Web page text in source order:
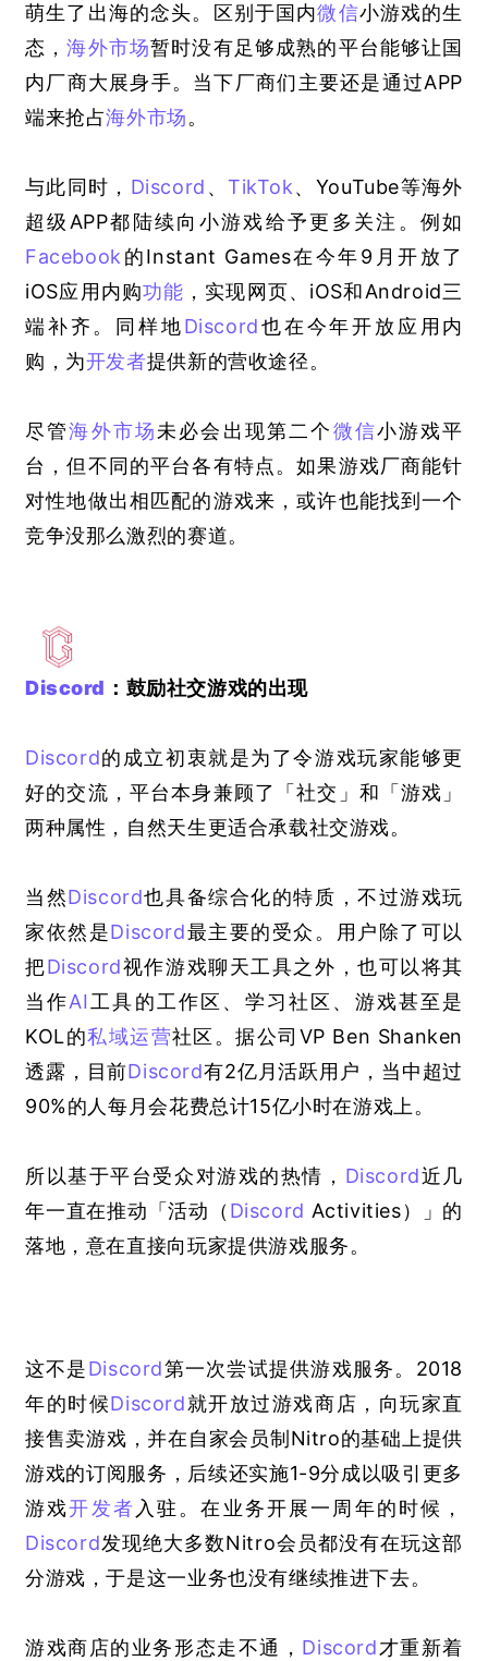
萌生了出海的念头。区别于国内微信小游戏的生
态，海外市场暂时没有足够成熟的平台能够让国
内厂商大展身手。当下厂商们主要还是通过APP
端来抢占海外市场。
与此同时， Discord 、 TikTok、YouTube等海外
超级APP都陆续向小游戏给予更多关注。例如
Facebook的Instant Games在今年9月开放了
iOS应用内购功能 ，实现网页、iOS和Android三
端补齐。同样地Discord也在今年开放应用内
购，为开发者提供新的营收途径。
尽管海外市场未必会出现第二个微信小游戏平
台，但不同的平台各有特点。如果游戏厂商能针
对性地做出相匹配的游戏来，或许也能找到一个
竞争没那么激烈的赛道。
Discord ：鼓励社交游戏的出现
Discord的成立初衷就是为了令游戏玩家能够更
好的交流，平台本身兼顾了「社交」和「游戏」
两种属性，自然天生更适合承载社交游戏。
当然Discord也具备综合化的特质，不过游戏玩
家依然是Discord最主要的受众。用户除了可以
把Discord视作游戏聊天工具之外，也可以将其
当作AI工具的工作区、学习社区、游戏甚至是
KOL的私域运营社区。据公司VP Ben Shanken
透露，目前Discord有2亿月活跃用户，当中超过
90%的人每月会花费总计15亿小时在游戏上。
所以基于平台受众对游戏的热情， Discord近几
年一直在推动「活动 （ Discord Activities）
」的
落地，意在直接向玩家提供游戏服务。
这不是Discord第一次尝试提供游戏服务。2018
年的时候Discord就开放过游戏商店，向玩家直
接售卖游戏，并在自家会员制Nitro的基础上提供
游戏的订阅服务，后续还实施1-9分成以吸引更多
游戏开发者 入驻。在业务开展一周年的时候，
Discord发现绝大多数Nitro会员都没有在玩这部
分游戏，于是这一业务也没有继续推进下去。
游戏商店的业务形态走不通， Discord才重新着